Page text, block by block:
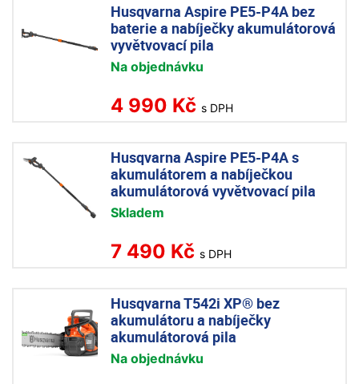
Husqvarna Aspire PE5-P4A bez
baterie a nabíječky akumulátorová
vyvětvovací pila
Na objednávku
4 990 Kč s DPH
Husqvarna Aspire PE5-P4A s
akumulátorem a nabíječkou
akumulátorová vyvětvovací pila
Skladem
7 490 Kč s DPH
Husqvarna T542i XP® bez
akumulátoru a nabíječky
akumulátorová pila
Na objednávku